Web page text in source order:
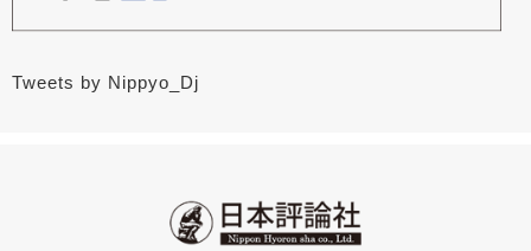
Tweets by Nippyo_Dj